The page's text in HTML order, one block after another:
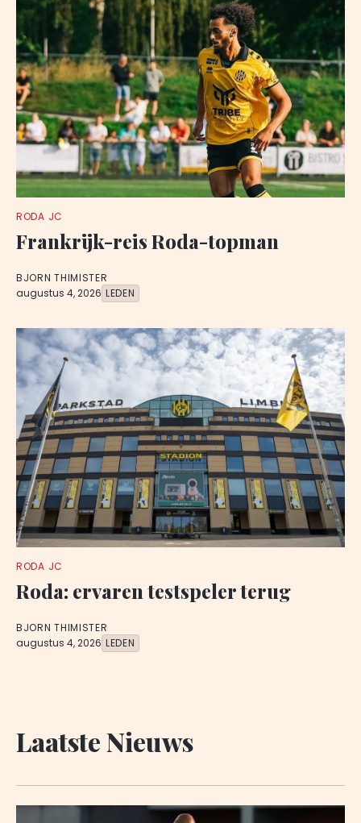
RODA JC
Frankrijk-reis Roda-topman
BJORN THIMISTER
augustus 4, 2026 LEDEN
RODA JC
Roda: ervaren testspeler terug
BJORN THIMISTER
augustus 4, 2026 LEDEN
Laatste Nieuws